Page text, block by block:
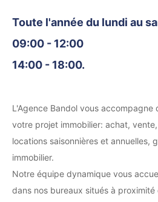
Toute l'année du lundi au
09:00 - 12:00
14:00 - 18:00.
L'Agence Bandol vous
votre projet immobilier: achat,
locations saisonnières et annuelles,
immobilier.
Notre équipe dynamique vous
dans nos bureaux situés à proximité